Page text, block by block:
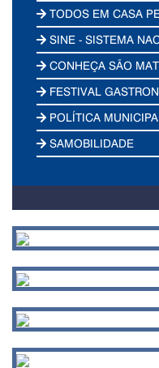
TODOS EM CASA
SINE - SISTEMA
CONHEÇA SÃO
FESTIVAL
POLÍTICA
SAMOBILIDADE